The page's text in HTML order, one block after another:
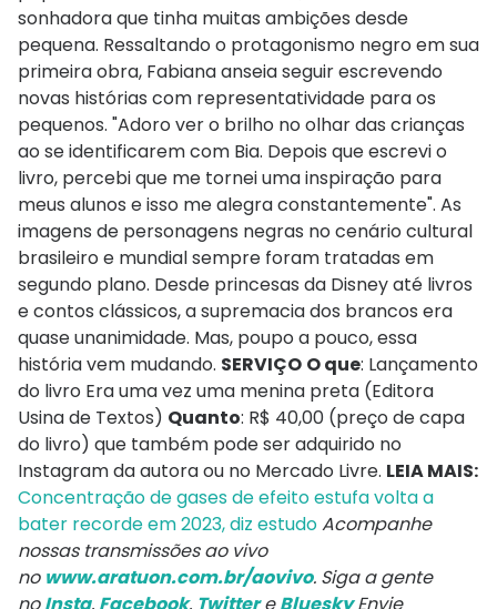
sonhadora que tinha muitas ambições desde
pequena. Ressaltando o protagonismo negro em sua
primeira obra, Fabiana anseia seguir escrevendo
novas histórias com representatividade para os
pequenos. "Adoro ver o brilho no olhar das crianças
ao se identificarem com Bia. Depois que escrevi o
livro, percebi que me tornei uma inspiração para
meus alunos e isso me alegra constantemente". As
imagens de personagens negras no cenário cultural
brasileiro e mundial sempre foram tratadas em
segundo plano. Desde princesas da Disney até livros
e contos clássicos, a supremacia dos brancos era
quase unanimidade. Mas, poupo a pouco, essa
história vem mudando. SERVIÇO O que: Lançamento
do livro Era uma vez uma menina preta (Editora
Usina de Textos) Quanto: R$ 40,00 (preço de capa
do livro) que também pode ser adquirido no
Instagram da autora ou no Mercado Livre. LEIA MAIS:
Concentração de gases de efeito estufa volta a
bater recorde em 2023, diz estudoAcompanhe
nossas transmissões ao vivo
no www.aratuon.com.br/aovivo. Siga a gente